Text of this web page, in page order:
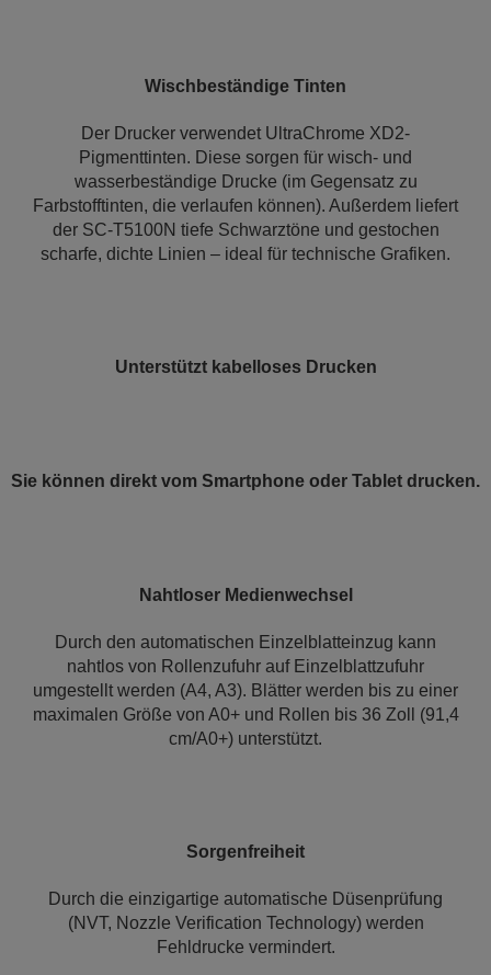
Wischbeständige Tinten
Der Drucker verwendet UltraChrome XD2-
Pigmenttinten. Diese sorgen für wisch- und
wasserbeständige Drucke (im Gegensatz zu
Farbstofftinten, die verlaufen können). Außerdem liefert
der SC-T5100N tiefe Schwarztöne und gestochen
scharfe, dichte Linien – ideal für technische Grafiken.
Unterstützt kabelloses Drucken
Sie können direkt vom Smartphone oder Tablet drucken.
Nahtloser Medienwechsel
Durch den automatischen Einzelblatteinzug kann
nahtlos von Rollenzufuhr auf Einzelblattzufuhr
umgestellt werden (A4, A3). Blätter werden bis zu einer
maximalen Größe von A0+ und Rollen bis 36 Zoll (91,4
cm/A0+) unterstützt.
Sorgenfreiheit
Durch die einzigartige automatische Düsenprüfung
(NVT, Nozzle Verification Technology) werden
Fehldrucke vermindert.